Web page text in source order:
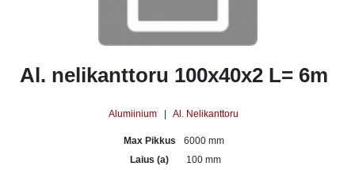
Al. nelikanttoru 100x40x2 L= 6m
Alumiinium Al. Nelikanttoru
Max Pikkus
6000 mm
Laius (a)
100 mm